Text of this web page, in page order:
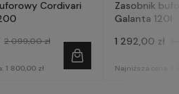
Cordivari
2 099,00 zł
1 800,00 zł
Zasobnik
Galanta 120l
1 292,00 zł
Najniższa cena: